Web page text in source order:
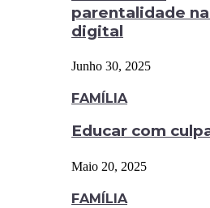
parentalidade
digital
Junho 30, 2025
FAMÍLIA
Educar com
Maio 20, 2025
FAMÍLIA